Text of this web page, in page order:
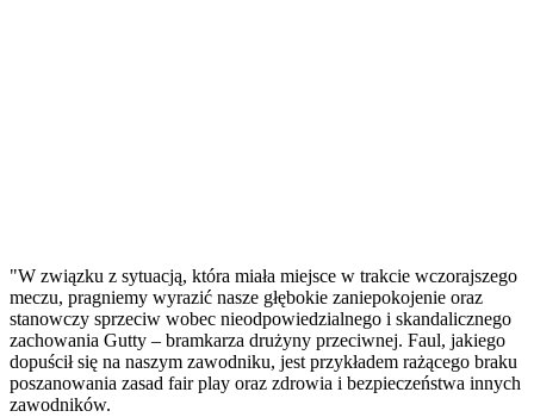
"W związku z sytuacją, która miała miejsce w trakcie wczorajszego
meczu, pragniemy wyrazić nasze głębokie zaniepokojenie oraz
stanowczy sprzeciw wobec nieodpowiedzialnego i skandalicznego
zachowania Gutty – bramkarza drużyny przeciwnej. Faul, jakiego
dopuścił się na naszym zawodniku, jest przykładem rażącego braku
poszanowania zasad fair play oraz zdrowia i bezpieczeństwa innych
zawodników.